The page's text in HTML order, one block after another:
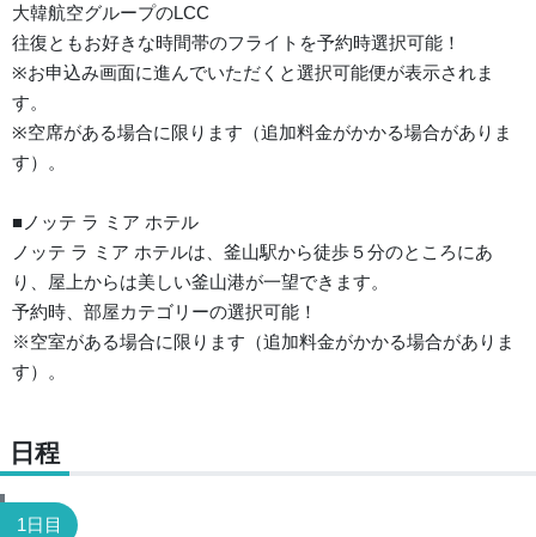
大韓航空グループのLCC
往復ともお好きな時間帯のフライトを予約時選択可能！
※お申込み画面に進んでいただくと選択可能便が表示されま
す。
※空席がある場合に限ります（追加料金がかかる場合がありま
す）。
■ノッテ ラ ミア ホテル
ノッテ ラ ミア ホテルは、釜山駅から徒歩５分のところにあ
り、屋上からは美しい釜山港が一望できます。
予約時、部屋カテゴリーの選択可能！
※空室がある場合に限ります（追加料金がかかる場合がありま
す）。
日程
1日目